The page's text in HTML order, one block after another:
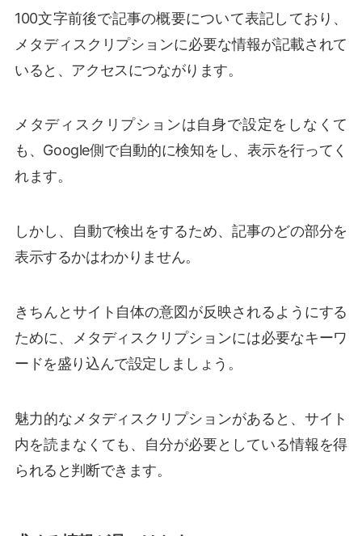
100文字前後で記事の概要について表記しており、
メタディスクリプションに必要な情報が記載されて
いると、アクセスにつながります。
メタディスクリプションは自身で設定をしなくて
も、Google側で自動的に検知をし、表示を行ってく
れます。
しかし、自動で検出をするため、記事のどの部分を
表示するかはわかりません。
きちんとサイト自体の意図が反映されるようにする
ために、メタディスクリプションには必要なキーワ
ードを盛り込んで設定しましょう。
魅力的なメタディスクリプションがあると、サイト
内を読まなくても、自分が必要としている情報を得
られると判断できます。